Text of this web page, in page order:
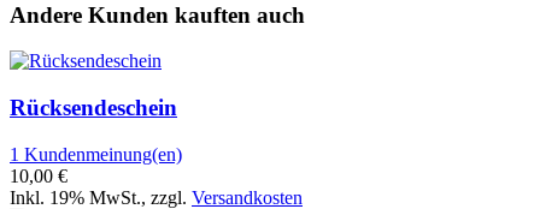
Andere Kunden kauften auch
Rücksendeschein
1 Kundenmeinung(en)
10,00 €
Inkl. 19% MwSt., zzgl. Versandkosten